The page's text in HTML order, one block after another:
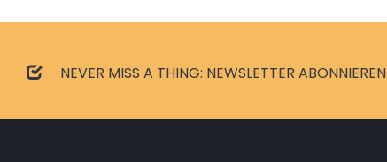
NEVER MISS A THING: NEWSLETTER ABONNIEREN